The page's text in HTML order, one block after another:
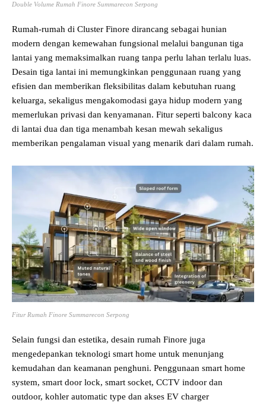
Double Volume Rumah Finore Summarecon Serpong
Rumah-rumah di Cluster Finore dirancang sebagai hunian
modern dengan kemewahan fungsional melalui bangunan tiga
lantai yang memaksimalkan ruang tanpa perlu lahan terlalu luas.
Desain tiga lantai ini memungkinkan penggunaan ruang yang
efisien dan memberikan fleksibilitas dalam kebutuhan ruang
keluarga, sekaligus mengakomodasi gaya hidup modern yang
memerlukan privasi dan kenyamanan. Fitur seperti balcony kaca
di lantai dua dan tiga menambah kesan mewah sekaligus
memberikan pengalaman visual yang menarik dari dalam rumah.
Fitur Rumah Finore Summarecon Serpong
Selain fungsi dan estetika, desain rumah Finore juga
mengedepankan teknologi smart home untuk menunjang
kemudahan dan keamanan penghuni. Penggunaan smart home
system, smart door lock, smart socket, CCTV indoor dan
outdoor, kohler automatic type dan akses EV charger